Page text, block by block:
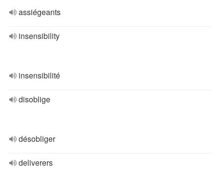
assiégeants
insensibility
insensibilité
disoblige
désobliger
deliverers